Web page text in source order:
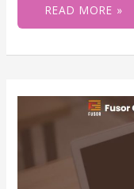
READ MORE »